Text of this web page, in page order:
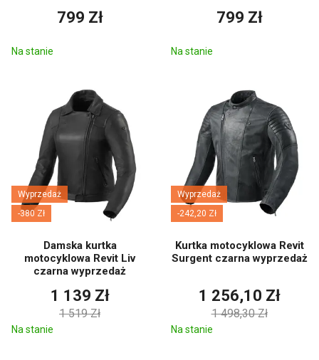
799 Zł
Na stanie
799 Zł
Na stanie
Wyprzedaż
-380 Zł
Damska kurtka
motocyklowa Revit Liv
czarna wyprzedaż
1 139 Zł
1 519 Zł
Na stanie
Wyprzedaż
-242,20 Zł
Kurtka motocyklowa Revit
Surgent czarna wyprzedaż
1 256,10 Zł
1 498,30 Zł
Na stanie